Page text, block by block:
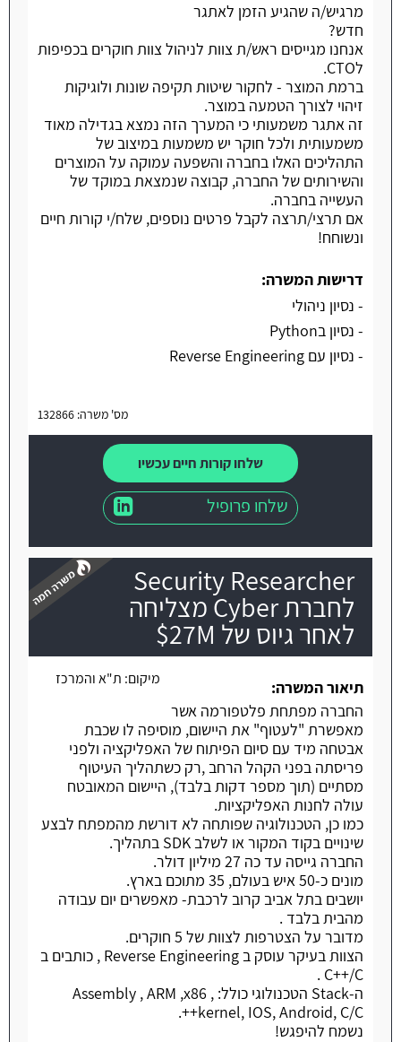
מרגיש/ה שהגיע הזמן לאתגר
חדש?
אנחנו מגייסים ראש/ת צוות לניהול צוות חוקרים בכפיפות
לCTO.
ברמת המוצר - לחקור שיטות תקיפה שונות ולוגיקות
זיהוי לצורך הטמעה במוצר.
זה אתגר משמעותי כי המערך הזה נמצא בגדילה מאוד
משמעותית ולכל חוקר יש משמעות במיצוב של
התהליכים האלו בחברה והשפעה עמוקה על המוצרים
והשירותים של החברה, קבוצה שנמצאת במוקד של
העשייה בחברה.
אם תרצי/תרצה לקבל פרטים נוספים, שלח/י קורות חיים
ונשוחח!
דרישות המשרה:
- נסיון ניהולי
- נסיון בPython
- נסיון עם Reverse Engineering
מס' משרה: 132866
שלחו קורות חיים עכשיו
שלחו פרופיל
Security Researcher
לחברת Cyber מצליחה
לאחר גיוס של 27M$
משרה חמה
מיקום: ת"א והמרכז
תיאור המשרה:
החברה מפתחת פלטפורמה אשר
מאפשרת "לעטוף" את היישום, מוסיפה לו שכבת
אבטחה מיד עם סיום הפיתוח של האפליקציה ולפני
פריסתה בפני הקהל הרחב ,רק כשתהליך העיטוף
מסתיים (תוך מספר דקות בלבד), היישום המאובטח
עולה לחנות האפליקציות.
כמו כן, הטכנולוגיה שפותחה לא דורשת מהמפתח לבצע
שינויים בקוד המקור או לשלב SDK בתהליך.
החברה גייסה עד כה 27 מיליון דולר.
מונים כ-50 איש בעולם, 35 מתוכם בארץ.
יושבים בתל אביב קרוב לרכבת- מאפשרים יום עבודה
מהבית בלבד .
מדובר על הצטרפות לצוות של 5 חוקרים.
הצוות בעיקר עוסק ב Reverse Engineering , כותבים ב
C++/C .
ה-Stack הטכנולוגי כולל: Assembly , ARM ,x86 ,
kernel, IOS, Android, C/C++.
נשמח להיפגש!